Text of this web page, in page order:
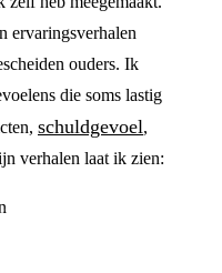
ervaringsverhalen
ouders. Ik
die soms lastig
schuldgevoel,
verhalen laat ik zien: